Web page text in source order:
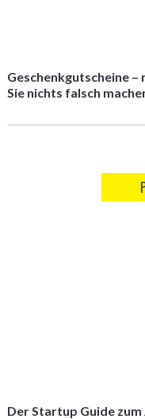
Geschenkgutscheine –
Sie nichts falsch
Der Startup Guide